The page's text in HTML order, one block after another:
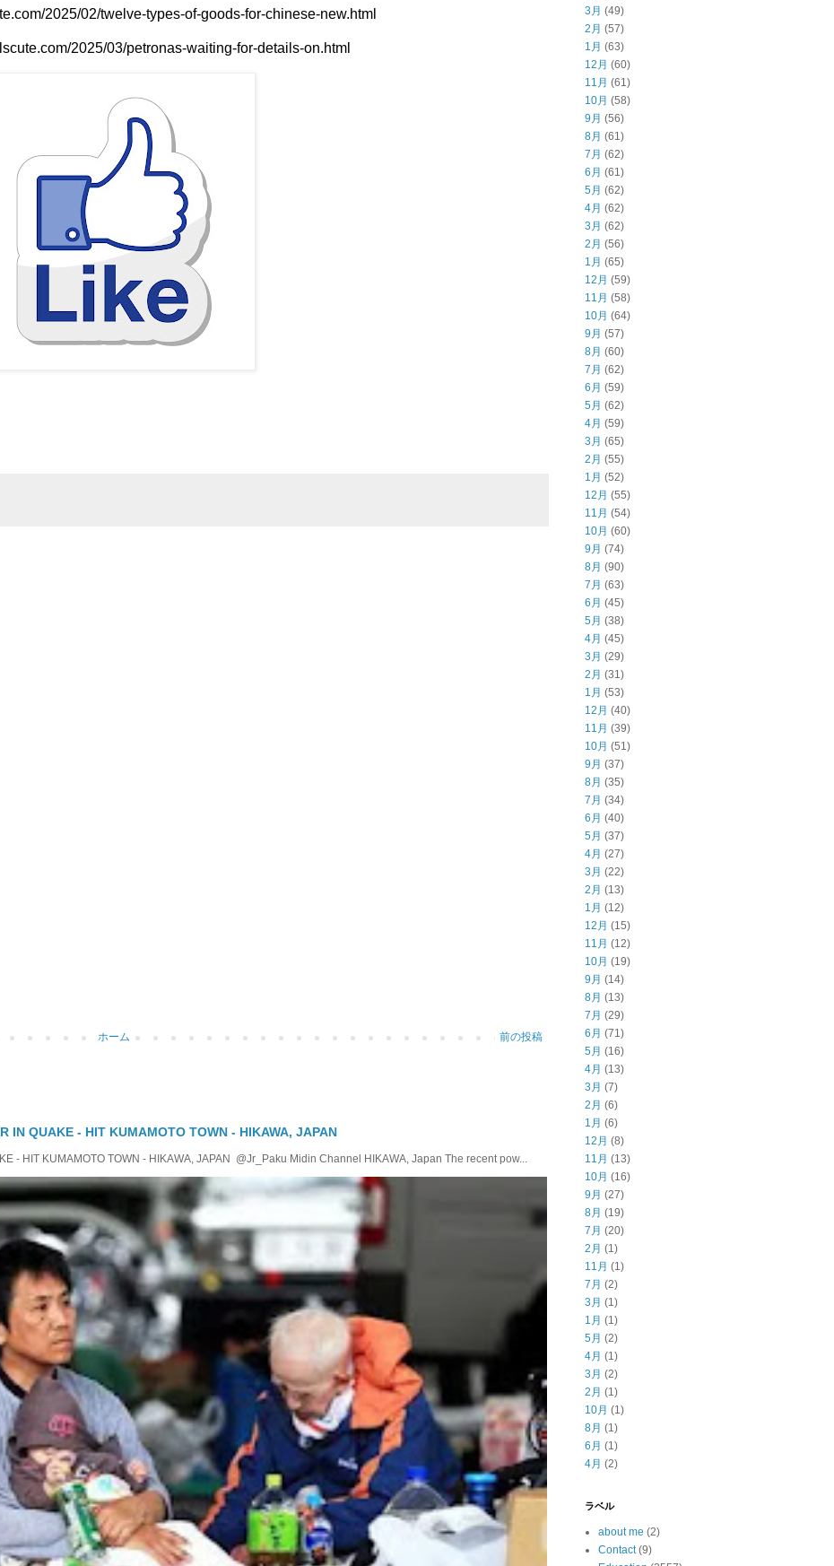
2025/02/twelve-types-of-goods-for-chinese-new.html
2025/03/petronas-waiting-for-details-on.html
前の投稿
ホーム
IN QUAKE - HIT KUMAMOTO TOWN - HIKAWA, JAPAN
- HIT KUMAMOTO TOWN - HIKAWA, JAPAN @Jr_Paku Midin Channel HIKAWA, Japan The recent pow...
3月 (49)
2月 (57)
1月 (63)
12月 (60)
11月 (61)
10月 (58)
9月 (56)
8月 (61)
7月 (62)
6月 (61)
5月 (62)
4月 (62)
3月 (62)
2月 (56)
1月 (65)
12月 (59)
11月 (58)
10月 (64)
9月 (57)
8月 (60)
7月 (62)
6月 (59)
5月 (62)
4月 (59)
3月 (65)
2月 (55)
1月 (52)
12月 (55)
11月 (54)
10月 (60)
9月 (74)
8月 (90)
7月 (63)
6月 (45)
5月 (38)
4月 (45)
3月 (29)
2月 (31)
1月 (53)
12月 (40)
11月 (39)
10月 (51)
9月 (37)
8月 (35)
7月 (34)
6月 (40)
5月 (37)
4月 (27)
3月 (22)
2月 (13)
1月 (12)
12月 (15)
11月 (12)
10月 (19)
9月 (14)
8月 (13)
7月 (29)
6月 (71)
5月 (16)
4月 (13)
3月 (7)
2月 (6)
1月 (6)
12月 (8)
11月 (13)
10月 (16)
9月 (27)
8月 (19)
7月 (20)
2月 (1)
11月 (1)
7月 (2)
3月 (1)
1月 (1)
5月 (2)
4月 (1)
3月 (2)
2月 (1)
10月 (1)
8月 (1)
6月 (1)
4月 (2)
ラベル
about me (2)
Contact (9)